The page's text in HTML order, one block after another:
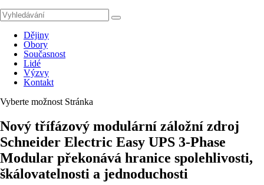
Dějiny
Obory
Současnost
Lidé
Výzvy
Kontakt
Vyberte možnost Stránka
Nový třífázový modulární záložní zdroj
Schneider Electric Easy UPS 3-Phase
Modular překonává hranice spolehlivosti,
škálovatelnosti a jednoduchosti